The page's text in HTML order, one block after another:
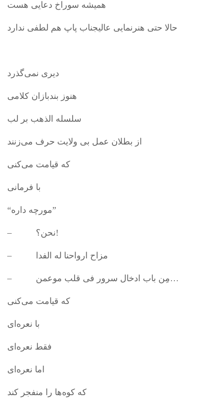
همیشه سوراخ دعایی هست
حالا حتی هنرنمایی عالیجناب پاپ هم لطفی ندارد
دیری نمی‌گذرد
هنوز بندبازان کلامی
سلسله الذهب بر لب
از بطلان عمل بی ولایت حرف می‌زنند
که قیامت می‌کنی
با فرمانی
“مورچه داره”
– نحن؟!
– مزاح ارواحنا له الفدا
– مِن باب ادخال سرور فی قلب موعمن…
که قیامت می‌کنی
با نعره‌ای
فقط نعره‌ای
اما نعره‌ای
که کوه‌ها را منفجر ‌کند